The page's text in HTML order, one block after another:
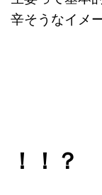
辛そうなイメ
！！？